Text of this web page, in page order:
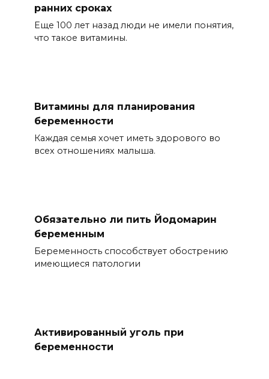
ранних сроках
Еще 100 лет назад люди не имели понятия,
что такое витамины.
Витамины для планирования
беременности
Каждая семья хочет иметь здорового во
всех отношениях малыша.
Обязательно ли пить Йодомарин
беременным
Беременность способствует обострению
имеющиеся патологии
Активированный уголь при
беременности